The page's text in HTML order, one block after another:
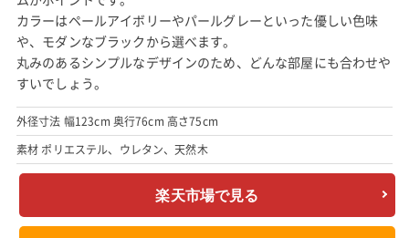
カラーはペールアイボリーやパールグレーといった優しい色味
や、モダンなブラックから選べます。
丸みのあるシンプルなデザインのため、どんな部屋にも合わせや
すいでしょう。
外径寸法 幅123cm 奥行76cm 高さ75cm
素材 ポリエステル、ウレタン、天然木
楽天市場で見る